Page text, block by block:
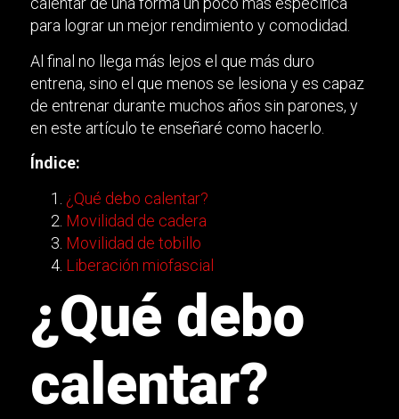
para lograr un mejor rendimiento y comodidad.
Al final no llega más lejos el que más duro
entrena, sino el que menos se lesiona y es capaz
de entrenar durante muchos años sin parones, y
en este artículo te enseñaré como hacerlo.
Índice:
¿Qué debo calentar?
Movilidad de cadera
Movilidad de tobillo
Liberación miofascial
¿Qué debo
calentar?